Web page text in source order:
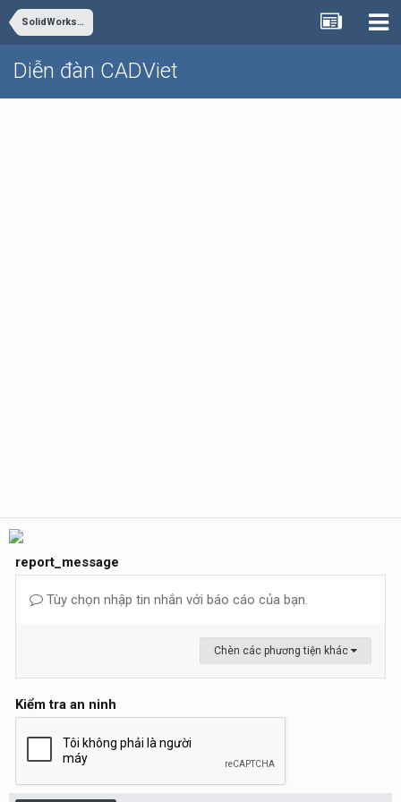
SolidWorks - Inventor
Diễn đàn CADViet
report_message
Tùy chọn nhập tin nhắn với báo cáo của bạn.
Chèn các phương tiện khác
Kiểm tra an ninh